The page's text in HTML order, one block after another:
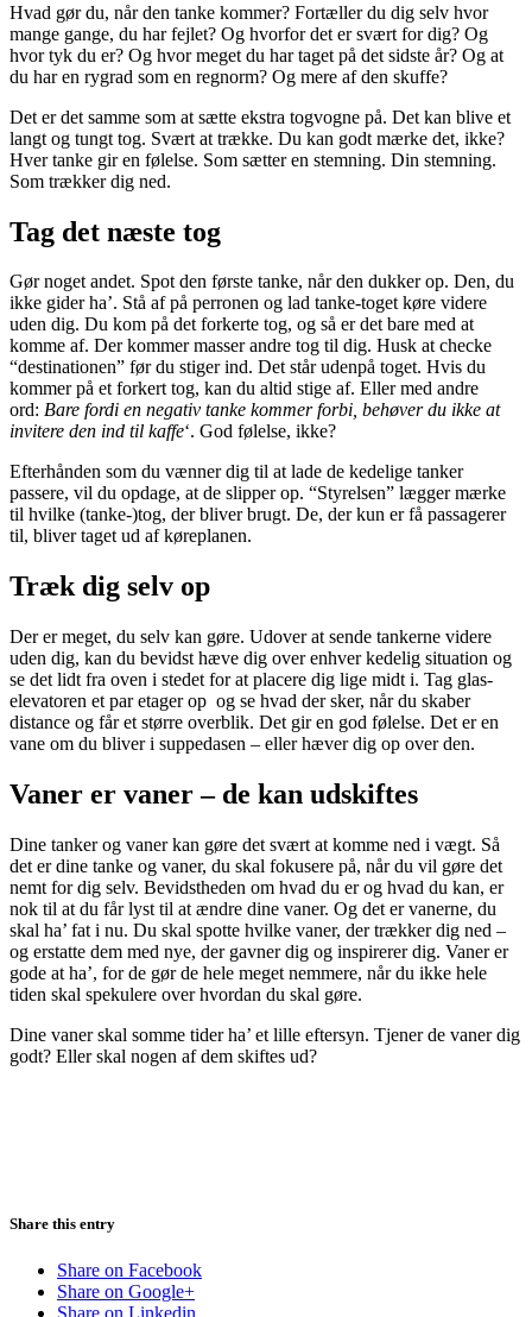
Hvad gør du, når den tanke kommer? Fortæller du dig selv hvor
mange gange, du har fejlet? Og hvorfor det er svært for dig? Og
hvor tyk du er? Og hvor meget du har taget på det sidste år? Og at
du har en rygrad som en regnorm? Og mere af den skuffe?
Det er det samme som at sætte ekstra togvogne på. Det kan blive et
langt og tungt tog. Svært at trække. Du kan godt mærke det, ikke?
Hver tanke gir en følelse. Som sætter en stemning. Din stemning.
Som trækker dig ned.
Tag det næste tog
Gør noget andet. Spot den første tanke, når den dukker op. Den, du
ikke gider ha’. Stå af på perronen og lad tanke-toget køre videre
uden dig. Du kom på det forkerte tog, og så er det bare med at
komme af. Der kommer masser andre tog til dig. Husk at checke
“destinationen” før du stiger ind. Det står udenpå toget. Hvis du
kommer på et forkert tog, kan du altid stige af. Eller med andre
ord: Bare fordi en negativ tanke kommer forbi, behøver du ikke at
invitere den ind til kaffe‘. God følelse, ikke?
Efterhånden som du vænner dig til at lade de kedelige tanker
passere, vil du opdage, at de slipper op. “Styrelsen” lægger mærke
til hvilke (tanke-)tog, der bliver brugt. De, der kun er få passagerer
til, bliver taget ud af køreplanen.
Træk dig selv op
Der er meget, du selv kan gøre. Udover at sende tankerne videre
uden dig, kan du bevidst hæve dig over enhver kedelig situation og
se det lidt fra oven i stedet for at placere dig lige midt i. Tag glas-
elevatoren et par etager op og se hvad der sker, når du skaber
distance og får et større overblik. Det gir en god følelse. Det er en
vane om du bliver i suppedasen – eller hæver dig op over den.
Vaner er vaner – de kan udskiftes
Dine tanker og vaner kan gøre det svært at komme ned i vægt. Så
det er dine tanke og vaner, du skal fokusere på, når du vil gøre det
nemt for dig selv. Bevidstheden om hvad du er og hvad du kan, er
nok til at du får lyst til at ændre dine vaner. Og det er vanerne, du
skal ha’ fat i nu. Du skal spotte hvilke vaner, der trækker dig ned –
og erstatte dem med nye, der gavner dig og inspirerer dig. Vaner er
gode at ha’, for de gør de hele meget nemmere, når du ikke hele
tiden skal spekulere over hvordan du skal gøre.
Dine vaner skal somme tider ha’ et lille eftersyn. Tjener de vaner dig
godt? Eller skal nogen af dem skiftes ud?
Share this entry
Share on Facebook
Share on Google+